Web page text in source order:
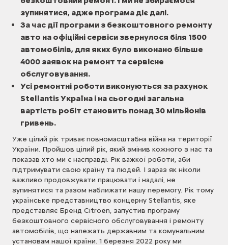
зупинятися, адже програма діє далі.
За час дії програми з безкоштовного ремонту
авто на офіційні сервіси звернулося біля 1500
автомобілів, для яких було виконано більше
4000 заявок на ремонт та сервісне
обслуговування.
Усі ремонтні роботи виконуються за рахунок
Stellantis Україна і на сьогодні загальна
вартість робіт становить понад 30 мільйонів
гривень.
Уже цілий рік триває повномасштабна війна на території
України. Пройшов цілий рік, який змінив кожного з нас та
показав хто ми є насправді. Рік важкої роботи, аби
підтримувати свою країну та людей. І зараз як ніколи
важливо продовжувати працювати і надалі, не
зупинятися та разом наближати нашу перемогу. Рік тому
українське представництво концерну Stellantis, яке
представляє Бренд Citroёn, запустив програму
безкоштовного сервісного обслуговування і ремонту
автомобілів, що належать державним та комунальним
установам нашої країни. 1 березня 2022 року ми